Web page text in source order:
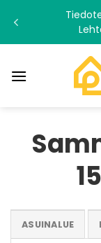
content
ASUINALUE